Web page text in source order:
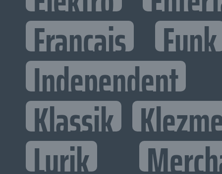
Francais Funk
Independent
Klassik
Lyrik